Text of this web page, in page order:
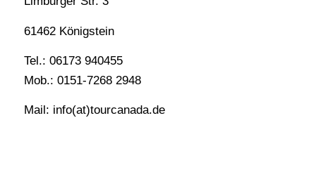
61462 Königstein
Tel.: 06173 940455
Mob.: 0151-7268 2948
Mail: info(at)tourcanada.de